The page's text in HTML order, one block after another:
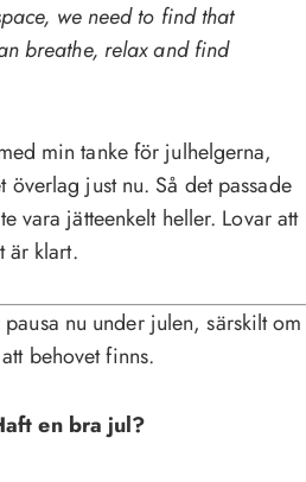
we need to find that
breathe, relax and find
min tanke för julhelgerna,
överlag just nu. Så det passade
vara jätteenkelt heller. Lovar att
är klart.
nu under julen, särskilt om
behovet finns.
en bra jul?